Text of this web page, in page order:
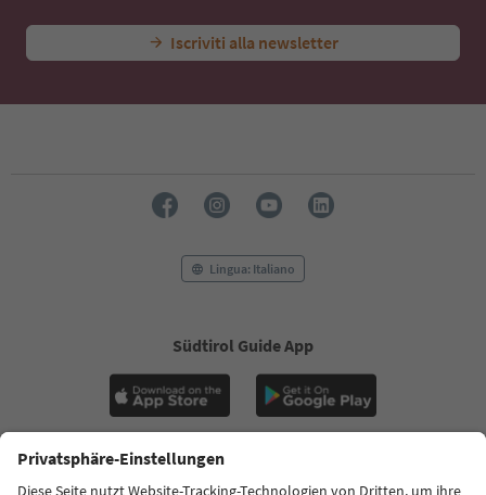
Iscriviti alla newsletter
Lingua: Italiano
Südtirol Guide App
FAQ Contatti Press MICE Privacy Policy